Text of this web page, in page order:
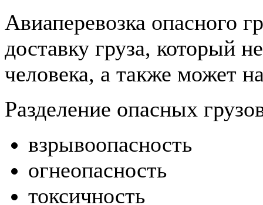
Авиаперевозка опасного
доставку груза, который
человека, а также может
Разделение опасных
взрывоопасность
огнеопасность
токсичность